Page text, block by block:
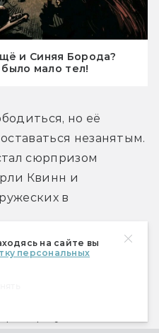
на сайте вы
персональных
и Синяя Борода?
мало тел!
но её
незанятым.
сюрпризом
Квинн и
в
успешный